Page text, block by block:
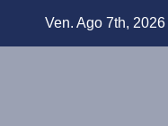
Ven. Ago 7th, 2026